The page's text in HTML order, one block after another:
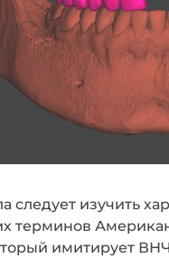
следует изучить
терминов
имитирует